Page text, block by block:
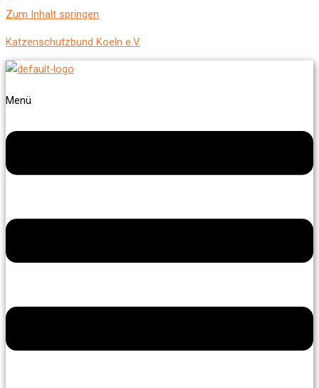
Zum Inhalt springen
Katzenschutzbund Koeln e.V.
Menü